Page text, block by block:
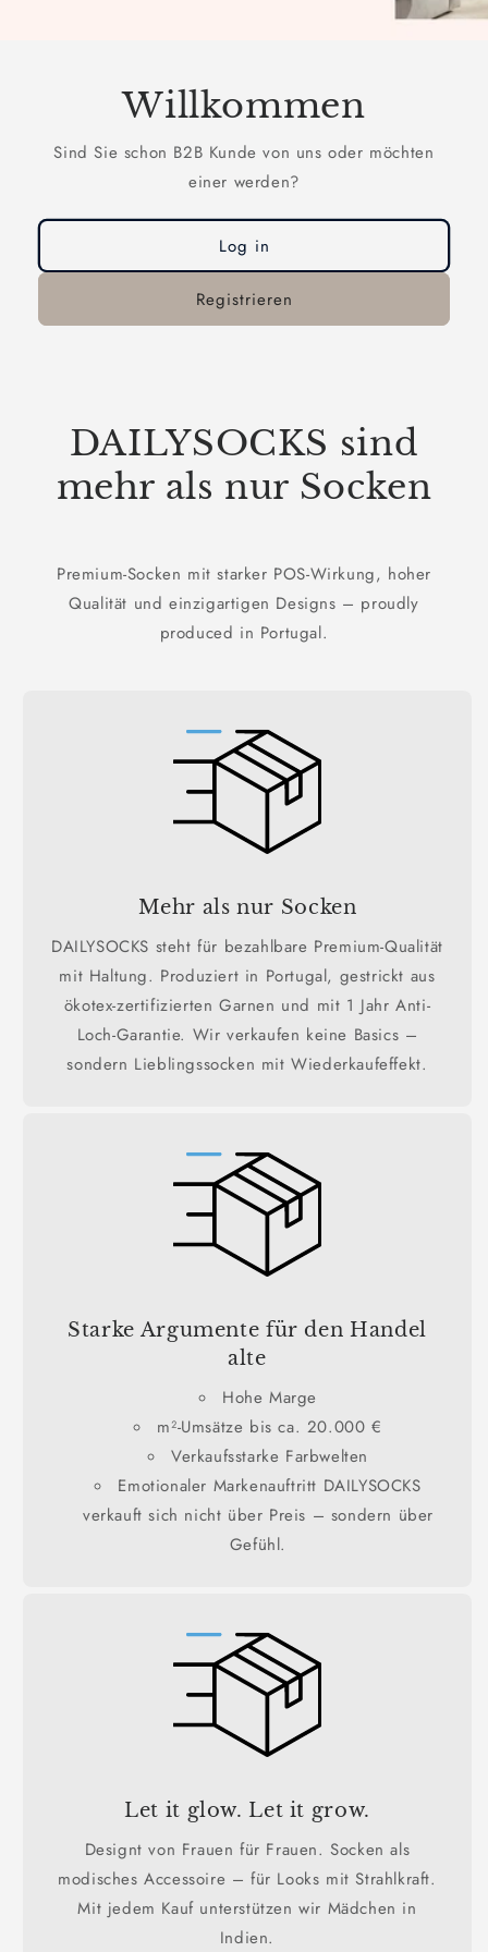
Willkommen
Sind Sie schon B2B Kunde von uns oder möchten
einer werden?
Log in
Registrieren
DAILYSOCKS sind
mehr als nur Socken
Premium-Socken mit starker POS-Wirkung, hoher
Qualität und einzigartigen Designs – proudly
produced in Portugal.
Mehr als nur Socken
DAILYSOCKS steht für bezahlbare Premium-Qualität
mit Haltung. Produziert in Portugal, gestrickt aus
ökotex-zertifizierten Garnen und mit 1 Jahr Anti-
Loch-Garantie. Wir verkaufen keine Basics –
sondern Lieblingssocken mit Wiederkaufeffekt.
Starke Argumente für den Handel
alte
Hohe Marge
m²-Umsätze bis ca. 20.000 €
Verkaufsstarke Farbwelten
Emotionaler Markenauftritt DAILYSOCKS
verkauft sich nicht über Preis – sondern über
Gefühl.
Let it glow. Let it grow.
Designt von Frauen für Frauen. Socken als
modisches Accessoire – für Looks mit Strahlkraft.
Mit jedem Kauf unterstützen wir Mädchen in
Indien.